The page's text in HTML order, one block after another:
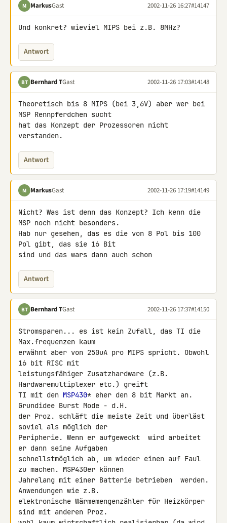
M MarkusGast 2002-11-26 16:27#14147
Und konkret? wieviel MIPS bei z.B. 8MHz?
Antwort
BT Bernhard TGast 2002-11-26 17:03#14148
Theoretisch bis 8 MIPS (bei 3,6V) aber wer bei
MSP Rennpferdchen sucht
hat das Konzept der Prozessoren nicht
verstanden.
Antwort
M MarkusGast 2002-11-26 17:19#14149
Nicht? Was ist denn das Konzept? Ich kenn die
MSP noch nicht besonders.
Hab nur gesehen, das es die von 8 Pol bis 100
Pol gibt, das sie 16 Bit
sind und das wars dann auch schon
Antwort
BT Bernhard TGast 2002-11-26 17:37#14150
Stromsparen... es ist kein Zufall, das TI die
Max.frequenzen kaum
erwähnt aber von 250uA pro MIPS spricht. Obwohl
16 bit RISC mit
leistungsfähiger Zusatzhardware (z.B.
Hardwaremultiplexer etc.) greift
TI mit den MSP430* eher den 8 bit Markt an.
Grundidee Burst Mode - d.H.
der Proz. schläft die meiste Zeit und überläst
soviel als möglich der
Peripherie. Wenn er aufgeweckt  wird arbeitet
er dann seine Aufgaben
schnellstmöglich ab, um wieder einen auf Faul
zu machen. MSP430er können
Jahrelang mit einer Batterie betrieben  werden.
Anwendungen wie z.B.
elektronische Wärmemengenzähler für Heizkörper
sind mit anderen Proz.